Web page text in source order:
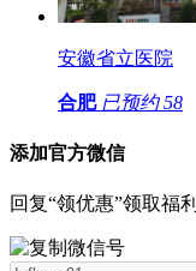
安徽省立医院
合肥 已预约 58
添加官方微信
回复“领优惠”领取福利